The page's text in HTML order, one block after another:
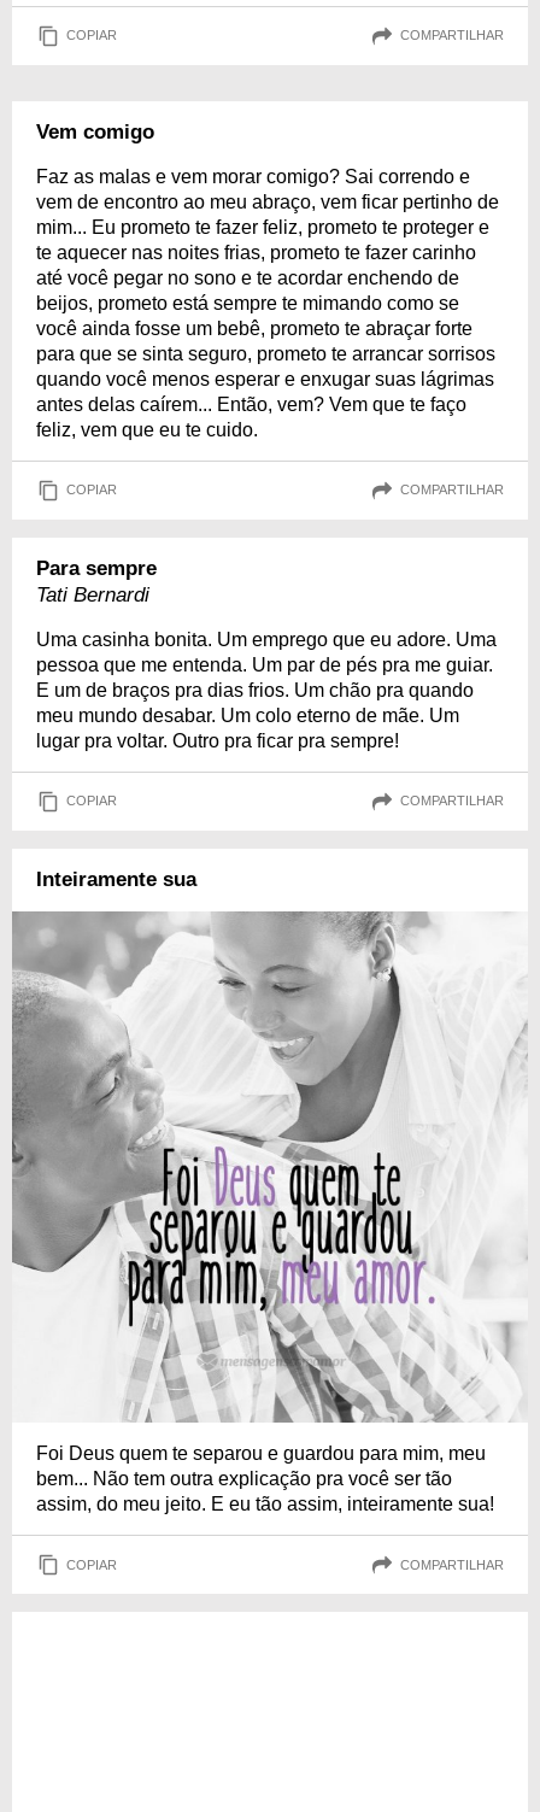
COPIAR COMPARTILHAR
Vem comigo
Faz as malas e vem morar comigo? Sai correndo e
vem de encontro ao meu abraço, vem ficar pertinho de
mim... Eu prometo te fazer feliz, prometo te proteger e
te aquecer nas noites frias, prometo te fazer carinho
até você pegar no sono e te acordar enchendo de
beijos, prometo está sempre te mimando como se
você ainda fosse um bebê, prometo te abraçar forte
para que se sinta seguro, prometo te arrancar sorrisos
quando você menos esperar e enxugar suas lágrimas
antes delas caírem... Então, vem? Vem que te faço
feliz, vem que eu te cuido.
COPIAR COMPARTILHAR
Para sempre
Tati Bernardi
Uma casinha bonita. Um emprego que eu adore. Uma
pessoa que me entenda. Um par de pés pra me guiar.
E um de braços pra dias frios. Um chão pra quando
meu mundo desabar. Um colo eterno de mãe. Um
lugar pra voltar. Outro pra ficar pra sempre!
COPIAR COMPARTILHAR
Inteiramente sua
Foi Deus quem te separou e guardou para mim, meu
bem... Não tem outra explicação pra você ser tão
assim, do meu jeito. E eu tão assim, inteiramente sua!
COPIAR COMPARTILHAR